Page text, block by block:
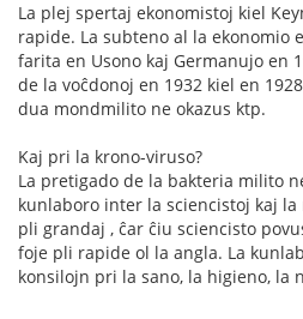
La plej spertaj ekonomistoj kiel
rapide. La subteno al la ekonomio
farita en Usono kaj Germanujo en
de la voĉdonoj en 1932 kiel en
dua mondmilito ne okazus ktp.
Kaj pri la krono-viruso?
La pretigado de la bakteria milito
kunlaboro inter la sciencistoj kaj la
pli grandaj , ĉar ĉiu sciencisto
foje pli rapide ol la angla. La
konsilojn pri la sano, la higieno, la